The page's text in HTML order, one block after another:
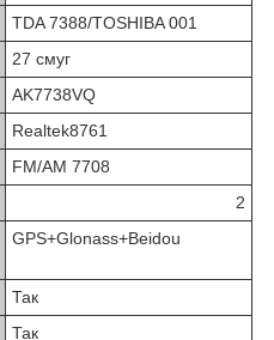
TDA 7388/TOSHIBA 001
27 смуг
AK7738VQ
Realtek8761
FM/AM 7708
2
GPS+Glonass+Beidou
Так
Так